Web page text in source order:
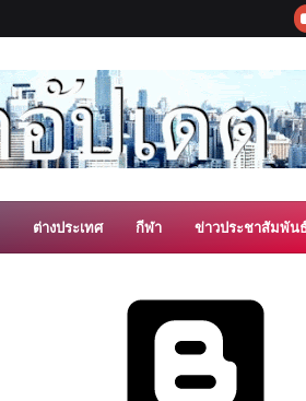
ต่างประเทศ กีฬา ข่าวประชาสัมพัน